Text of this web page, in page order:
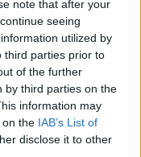
note that after your
seeing
utilized by
third parties prior to
of the further
by third parties on the
information may
on the IAB’s List of
disclose it to other
ξεκίνησε το
πολιορκία η